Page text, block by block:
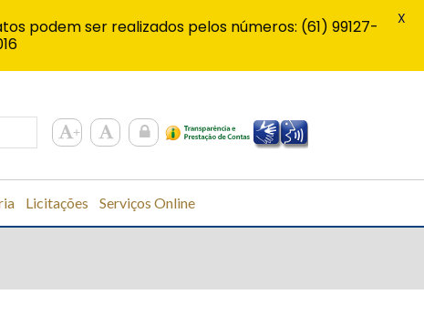
Licitações Serviços Online
podem ser realizados pelos números: (61) 99127-
X